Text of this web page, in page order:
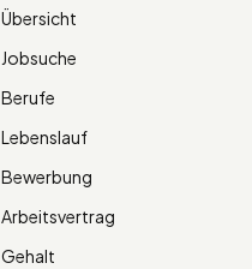
Übersicht
Jobsuche
Berufe
Lebenslauf
Bewerbung
Arbeitsvertrag
Gehalt